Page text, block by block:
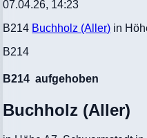
07.04.26, 14:23
B214 Buchholz (Aller) in
B214
B214 aufgehoben
Buchholz (Aller)